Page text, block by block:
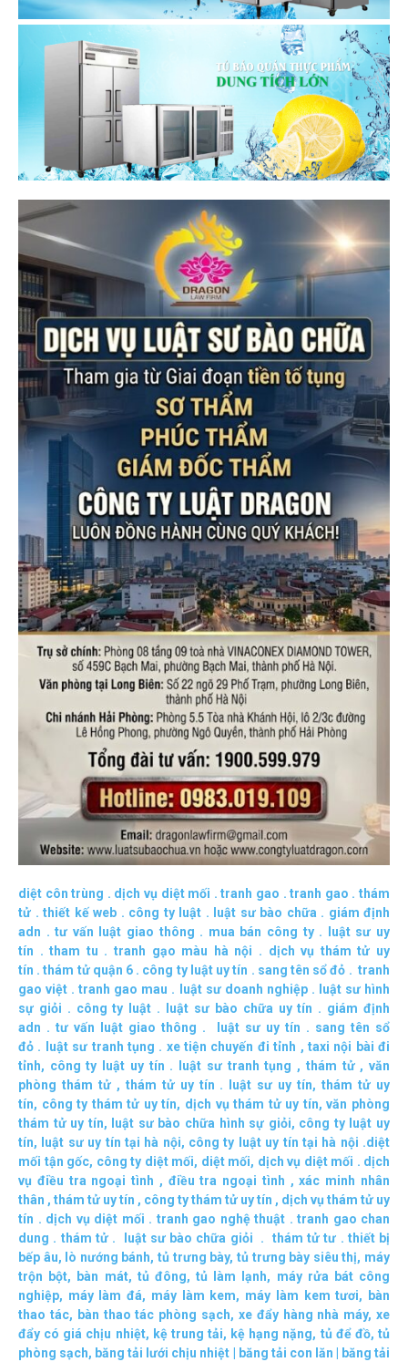
diệt côn trùng . dịch vụ diệt mối .tranh gao .tranh gao .thám
tử . thiết kế web . công ty luật . luật sư bào chữa . giám định
adn .tư vấn luật giao thông . mua bán công ty.
luật sư uy
tín .tham tu .tranh gạo màu hà nội . dịch vụ thám tử uy
tín .thám tử quận 6 . công ty luật uy tín . sang tên sổ đỏ .tranh
gao việt .tranh gao mau . luật sư doanh nghiệp.
luật sư hình
sự giỏi . công ty luật . luật sư bào chữa uy tín . giám định
adn . tư vấn luật giao thông . luật sư uy tín . sang tên sổ
đỏ . luật sư tranh tụng . xe tiện chuyến đi tỉnh , taxi nội bài đi
tỉnh, công ty luật uy tín . luật sư tranh tụng , thám tử,văn
phòng thám tử, thám tử uy tín . luật sư uy tín,thám tử uy
tín, công ty thám tử uy tín, dịch vụ thám tử uy tín,văn phòng
thám tử uy tín, luật sư bào chữa hình sự giỏi, công ty luật uy
tín, luật sư uy tín tại hà nội, công ty luật uy tín tại hà nội .diệt
mối tận gốc, công ty diệt mối, diệt mối, dịch vụ diệt mối . dịch
vụ điều tra ngoại tình , điều tra ngoại tình ,xác minh nhân
thân , thám tử uy tín , công ty thám tử uy tín , dịch vụ thám tử uy
tín . dịch vụ diệt mối . tranh gao nghệ thuật . tranh gao chan
dung . thám tử. luật sư bào chữa giỏi . thám tử tư . thiết bị
bếp âu, lò nướng bánh,tủ trưng bày, tủ trưng bày siêu thị, máy
trộn bột, bàn mát, tủ đông,tủ làm lạnh, máy rửa bát công
nghiệp, máy làm đá, máy làm kem, máy làm kem tươi, bàn
thao tác, bàn thao tác phòng sạch, xe đẩy hàng nhà máy,xe
đẩy có giá chịu nhiệt, kệ trung tải, kệ hạng nặng, tủ để đồ,tủ
phòng sạch, băng tải lưới chịu nhiệt băng tải con lăn
băng tải